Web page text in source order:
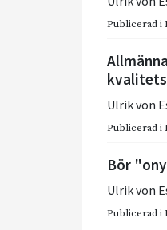
Publicerad i
Ulrik von
Publicerad i
Bör
Ulrik von
Publicerad i